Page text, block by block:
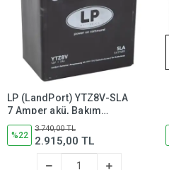
LP (LandPort) YTZ8V-SLA
7 Amper akü, Bakım
Gerektirmez
%22
3.740,00 TL
2.915,00 TL